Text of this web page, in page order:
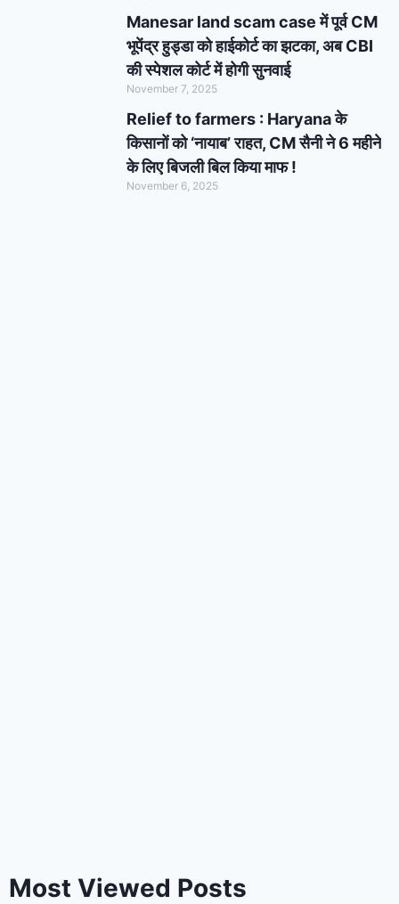
Manesar land scam case में पूर्व CM
भूपेंद्र हुड्डा को हाईकोर्ट का झटका, अब CBI
की स्पेशल कोर्ट में होगी सुनवाई
November 7, 2025
Relief to farmers : Haryana के
किसानों को ‘नायाब’ राहत, CM सैनी ने 6 महीने
के लिए बिजली बिल किया माफ !
November 6, 2025
Most Viewed Posts